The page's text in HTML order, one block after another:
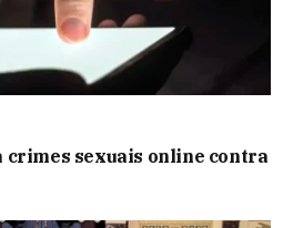
crimes sexuais online contra